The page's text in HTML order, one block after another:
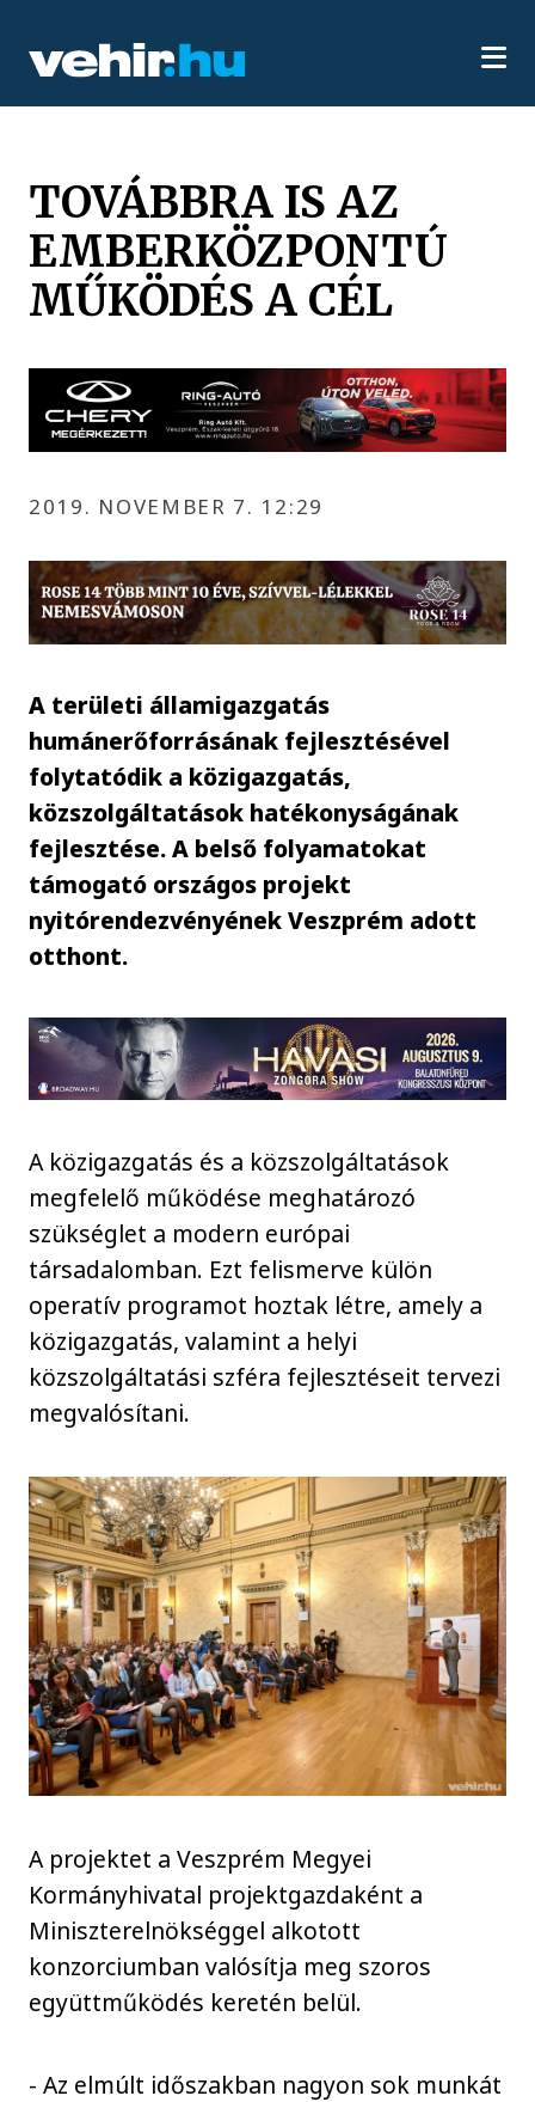
TOVÁBBRA IS AZ
EMBERKÖZPONTÚ
MŰKÖDÉS A CÉL
2019. NOVEMBER 7. 12:29
A területi államigazgatás
humánerőforrásának fejlesztésével
folytatódik a közigazgatás,
közszolgáltatások hatékonyságának
fejlesztése. A belső folyamatokat
támogató országos projekt
nyitórendezvényének Veszprém adott
otthont.
A közigazgatás és a közszolgáltatások
megfelelő működése meghatározó
szükséglet a modern európai
társadalomban. Ezt felismerve külön
operatív programot hoztak létre, amely a
közigazgatás, valamint a helyi
közszolgáltatási szféra fejlesztéseit tervezi
megvalósítani.
A projektet a Veszprém Megyei
Kormányhivatal projektgazdaként a
Miniszterelnökséggel alkotott
konzorciumban valósítja meg szoros
együttműködés keretén belül.
- Az elmúlt időszakban nagyon sok munkát